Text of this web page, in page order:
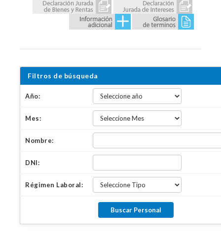
Filtros de búsqueda
Año:
Mes:
Nombre:
DNI:
Régimen Laboral: